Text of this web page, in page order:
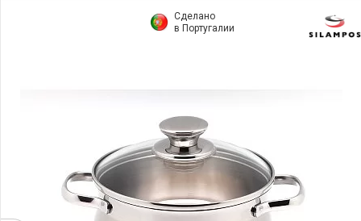
Сделано
в Португалии